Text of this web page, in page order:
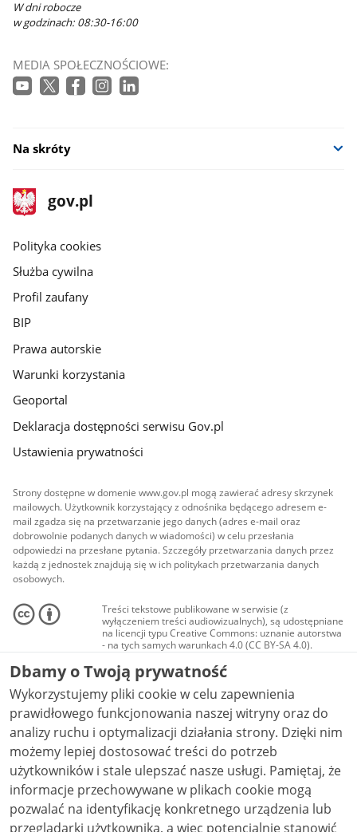
W dni robocze
w godzinach: 08:30-16:00
MEDIA SPOŁECZNOŚCIOWE:
Na skróty
stopka
gov.pl
Strona
gov.pl
gov.pl
Polityka cookies
Służba cywilna
Profil zaufany
BIP
Prawa autorskie
Warunki korzystania
Geoportal
Deklaracja dostępności serwisu Gov.pl
Ustawienia prywatności
Strony dostępne w domenie www.gov.pl mogą zawierać adresy skrzynek
mailowych. Użytkownik korzystający z odnośnika będącego adresem e-
mail zgadza się na przetwarzanie jego danych (adres e-mail oraz
dobrowolnie podanych danych w wiadomości) w celu przesłania
odpowiedzi na przesłane pytania. Szczegóły przetwarzania danych przez
każdą z jednostek znajdują się w ich politykach przetwarzania danych
osobowych.
Treści tekstowe publikowane w serwisie (z
wyłączeniem treści audiowizualnych), są udostępniane
na licencji typu Creative Commons: uznanie autorstwa
- na tych samych warunkach 4.0 (CC BY-SA 4.0).
Materiały audiowizualne, w tym zdjęcia, materiały
audio i wideo, są udostępniane na licencji typu
Creative Commons: uznanie autorstwa użycie
niekomercyjne - bez utworów zależnych 4.0 (CC BY-
NC-ND 4.0), o ile nie jest to stwierdzone inaczej.
Dbamy o Twoją prywatność
Wykorzystujemy pliki cookie w celu zapewnienia
prawidłowego funkcjonowania naszej witryny oraz do
analizy ruchu i optymalizacji działania strony. Dzięki nim
możemy lepiej dostosować treści do potrzeb
użytkowników i stale ulepszać nasze usługi. Pamiętaj, że
informacje przechowywane w plikach cookie mogą
pozwalać na identyfikację konkretnego urządzenia lub
przeglądarki użytkownika, a więc potencjalnie stanowić